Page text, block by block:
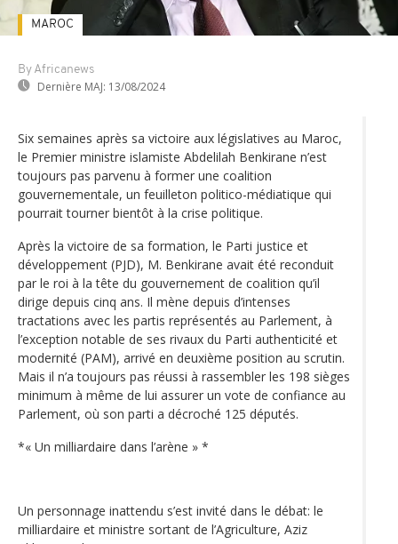
By Africanews
Dernière MAJ: 13/08/2024
MAROC
Six semaines après sa victoire aux législatives au Maroc,
le Premier ministre islamiste Abdelilah Benkirane n’est
toujours pas parvenu à former une coalition
gouvernementale, un feuilleton politico-médiatique qui
pourrait tourner bientôt à la crise politique.
Après la victoire de sa formation, le Parti justice et
développement (PJD), M. Benkirane avait été reconduit
par le roi à la tête du gouvernement de coalition qu’il
dirige depuis cinq ans. Il mène depuis d’intenses
tractations avec les partis représentés au Parlement, à
l’exception notable de ses rivaux du Parti authenticité et
modernité (PAM), arrivé en deuxième position au scrutin.
Mais il n’a toujours pas réussi à rassembler les 198 sièges
minimum à même de lui assurer un vote de confiance au
Parlement, où son parti a décroché 125 députés.
*« Un milliardaire dans l’arène » *
Un personnage inattendu s’est invité dans le débat: le
milliardaire et ministre sortant de l’Agriculture, Aziz